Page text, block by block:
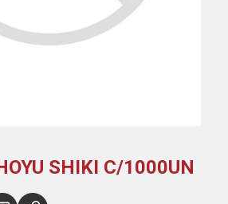
SHIKI C/1000UN